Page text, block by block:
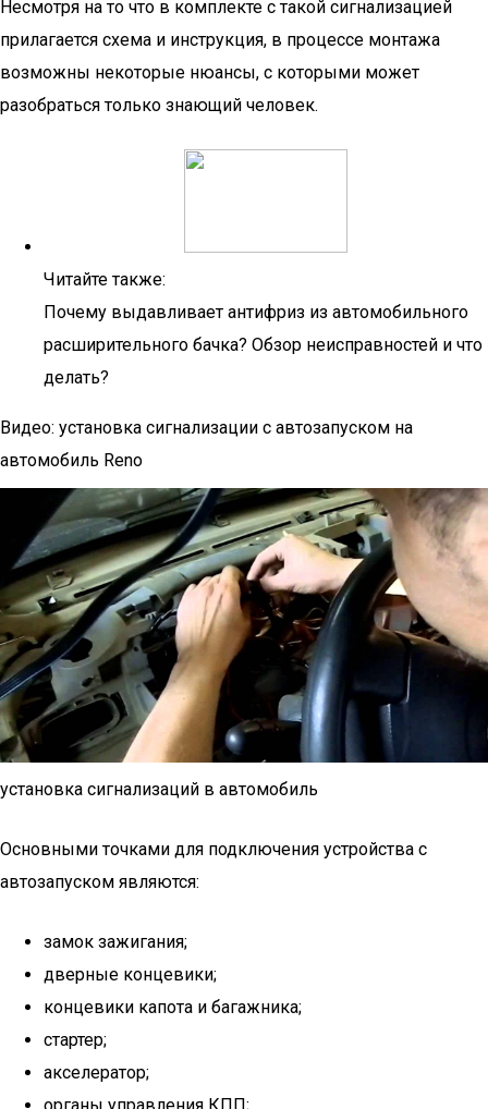
Несмотря на то что в комплекте с такой сигнализацией
прилагается схема и инструкция, в процессе монтажа
возможны некоторые нюансы, с которыми может
разобраться только знающий человек.
Читайте также:
Почему выдавливает антифриз из автомобильного
расширительного бачка? Обзор неисправностей и что
делать?
Видео: установка сигнализации с автозапуском на
автомобиль Reno
установка сигнализаций в автомобиль
Основными точками для подключения устройства с
автозапуском являются:
замок зажигания;
дверные концевики;
концевики капота и багажника;
стартер;
акселератор;